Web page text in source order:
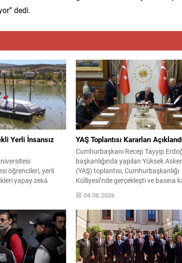
dedi.
Yerli İnsansız
öğrencileri, yerli
yapay zekâ
aracı (İDA)
dikkat
koydu. Araç;
analiz edip
üzerinde
ötesinde;
YAŞ Toplantısı Kararları
Cumhurbaşkanı Recep Tayyip
başkanlığında yapılan Yüksek
(YAŞ) toplantısı, Cumhurbaşkanlığı
Külliyesi’nde gerçekleşti ve basına
olarak yaklaşık 2,5 saat sürdü.
Toplantıda alınan kararlar
paylaşıldı. Öne çıkan gelişme
Kuvvetleri Komutanı Ziya Cemal
Kadıoğlu’nun emekli edilmesi
aldı. Toplantının Özeti YAŞ
bulunan personel atamaları ve...
04.08.2026